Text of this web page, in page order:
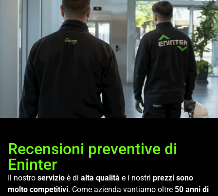
Recensioni preventive di
Eninter
Il nostro servizio è di alta qualità e i nostri prezzi sono
molto competitivi. Come azienda vantiamo oltre 50 anni di